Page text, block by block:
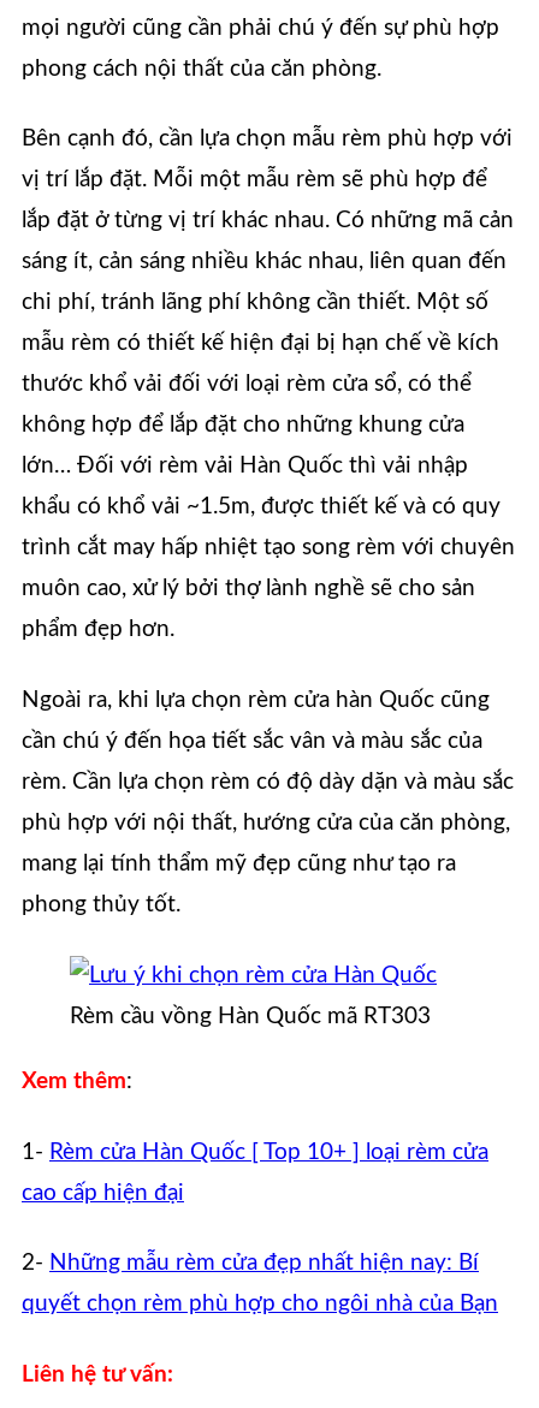
mọi người cũng cần phải chú ý đến sự phù hợp
phong cách nội thất của căn phòng.
Bên cạnh đó, cần lựa chọn mẫu rèm phù hợp với
vị trí lắp đặt. Mỗi một mẫu rèm sẽ phù hợp để
lắp đặt ở từng vị trí khác nhau. Có những mã cản
sáng ít, cản sáng nhiều khác nhau, liên quan đến
chi phí, tránh lãng phí không cần thiết. Một số
mẫu rèm có thiết kế hiện đại bị hạn chế về kích
thước khổ vải đối với loại rèm cửa sổ, có thể
không hợp để lắp đặt cho những khung cửa
lớn… Đối với rèm vải Hàn Quốc thì vải nhập
khẩu có khổ vải ~1.5m, được thiết kế và có quy
trình cắt may hấp nhiệt tạo song rèm với chuyên
muôn cao, xử lý bởi thợ lành nghề sẽ cho sản
phẩm đẹp hơn.
Ngoài ra, khi lựa chọn rèm cửa hàn Quốc cũng
cần chú ý đến họa tiết sắc vân và màu sắc của
rèm. Cần lựa chọn rèm có độ dày dặn và màu sắc
phù hợp với nội thất, hướng cửa của căn phòng,
mang lại tính thẩm mỹ đẹp cũng như tạo ra
phong thủy tốt.
Rèm cầu vồng Hàn Quốc mã RT303
Xem thêm:
1- Rèm cửa Hàn Quốc [ Top 10+ ] loại rèm cửa
cao cấp hiện đại
2- Những mẫu rèm cửa đẹp nhất hiện nay: Bí
quyết chọn rèm phù hợp cho ngôi nhà của Bạn
Liên hệ tư vấn: